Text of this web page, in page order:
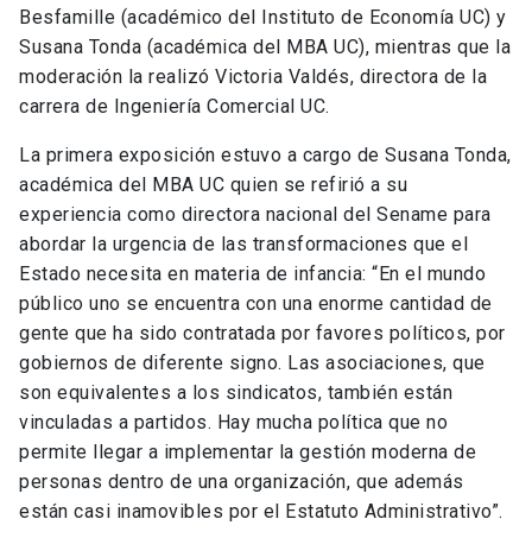
Besfamille (académico del Instituto de Economía UC) y
Susana Tonda (académica del MBA UC), mientras que la
moderación la realizó Victoria Valdés, directora de la
carrera de Ingeniería Comercial UC.
La primera exposición estuvo a cargo de Susana Tonda,
académica del MBA UC quien se refirió a su
experiencia como directora nacional del Sename para
abordar la urgencia de las transformaciones que el
Estado necesita en materia de infancia: “En el mundo
público uno se encuentra con una enorme cantidad de
gente que ha sido contratada por favores políticos, por
gobiernos de diferente signo. Las asociaciones, que
son equivalentes a los sindicatos, también están
vinculadas a partidos. Hay mucha política que no
permite llegar a implementar la gestión moderna de
personas dentro de una organización, que además
están casi inamovibles por el Estatuto Administrativo”.